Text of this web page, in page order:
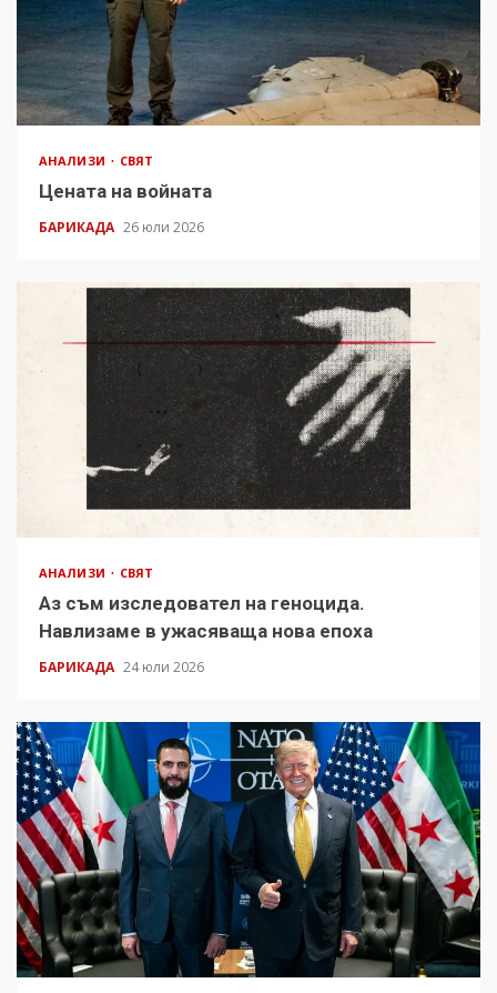
АНАЛИЗИ СВЯТ
Цената на войната
БАРИКАДА 26 юли 2026
АНАЛИЗИ СВЯТ
Аз съм изследовател на геноцида.
Навлизаме в ужасяваща нова епоха
БАРИКАДА 24 юли 2026